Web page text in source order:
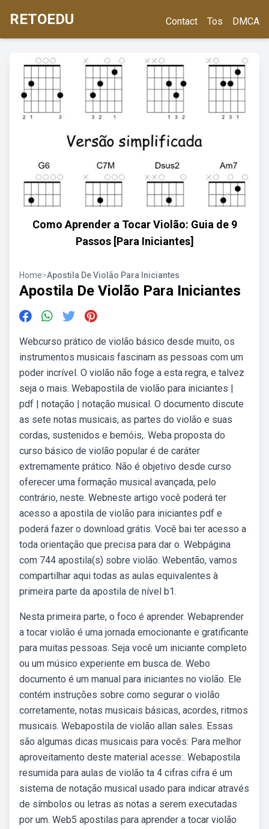
RETOEDU Contact Tos DMCA
Como Aprender a Tocar Violão: Guia de 9
Passos [Para Iniciantes]
Home>Apostila De Violão Para Iniciantes
Apostila De Violão Para Iniciantes
Webcurso prático de violão básico desde muito, os
instrumentos musicais fascinam as pessoas com um
poder incrível. O violão não foge a esta regra, e talvez
seja o mais. Webapostila de violão para iniciantes |
pdf | notação | notação musical. O documento discute
as sete notas musicais, as partes do violão e suas
cordas, sustenidos e bemóis,. Weba proposta do
curso básico de violão popular é de caráter
extremamente prático. Não é objetivo desde curso
oferecer uma formação musical avançada, pelo
contrário, neste. Webneste artigo você poderá ter
acesso a apostila de violão para iniciantes pdf e
poderá fazer o download grátis. Você bai ter acesso a
toda orientação que precisa para dar o. Webpágina
com 744 apostila(s) sobre violão. Webentão, vamos
compartilhar aqui todas as aulas equivalentes à
primeira parte da apostila de nível b1.
Nesta primeira parte, o foco é aprender. Webaprender
a tocar violão é uma jornada emocionante e gratificante
para muitas pessoas. Seja você um iniciante completo
ou um músico experiente em busca de. Webo
documento é um manual para iniciantes no violão. Ele
contém instruções sobre como segurar o violão
corretamente, notas musicais básicas, acordes, ritmos
musicais. Webapostila de violão allan sales. Essas
são algumas dicas musicais para vocês: Para melhor
aproveitamento deste material acesse:. Webapostila
resumida para aulas de violão ta 4 cifras cifra é um
sistema de notação musical usado para indicar através
de símbolos ou letras as notas a serem executadas
por um. Web5 apostilas para aprender a tocar violão